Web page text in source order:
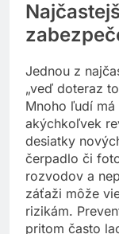
Jednou z
„veď doteraz
Mnoho ľudí
akýchkoľvek
desiatky
čerpadlo či
rozvodov a
záťaži môže
rizikám.